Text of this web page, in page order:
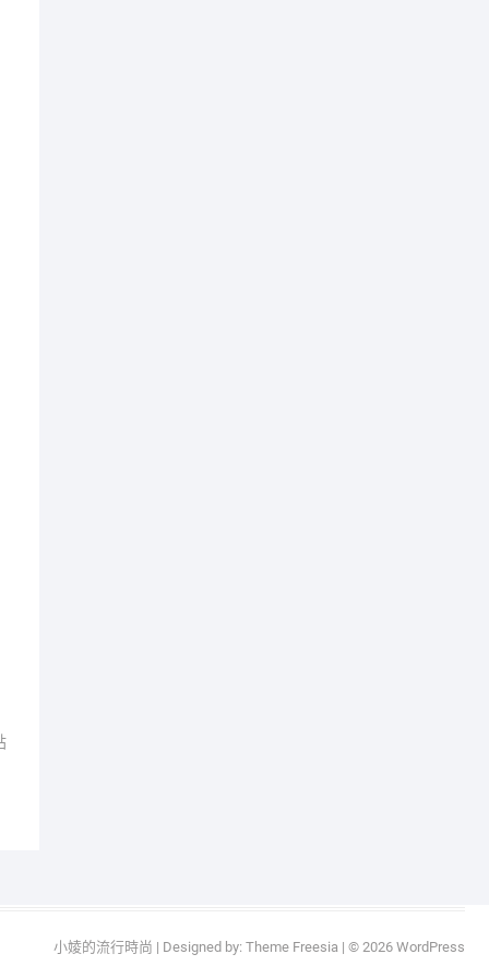
小婈的流行時尚 | Designed by: Theme Freesia | © 2026 WordPress